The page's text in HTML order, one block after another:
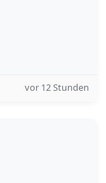
vor 12 Stunden